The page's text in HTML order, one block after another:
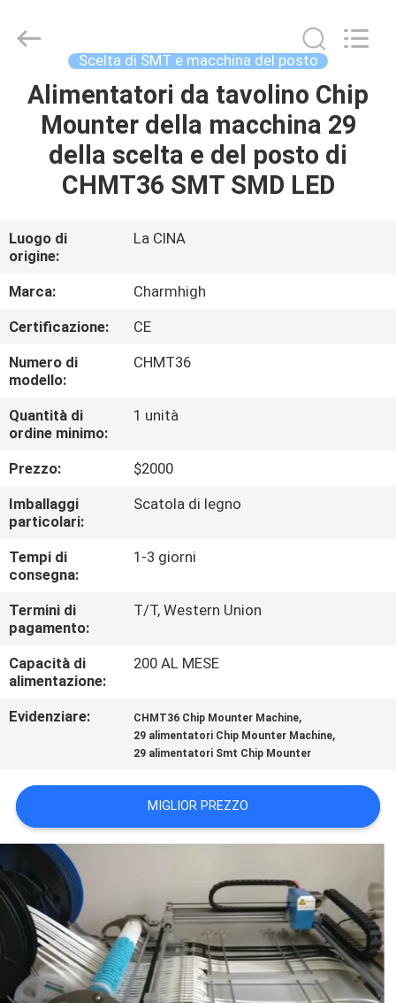
CASA
PRODOTTI
SU
DI
NOI
VISITA
ALLA
FABBRICA
CONTROLLO
DELLA
QUALITÀ
CONTATTACI
NOTIZIA
SHOPPING
LINE
MAPPA
DEL
SITO
POLITICA
SULLA
CHARMHIGH
Reserved.
Scelta di SMT e macchina del posto
Alimentatori da tavolino Chip
Mounter della macchina 29
della scelta e del posto di
CHMT36 SMT SMD LED
Luogo di
origine:
La CINA
Marca:
Charmhigh
Certificazione:
CE
Numero di
modello:
CHMT36
Quantità di
ordine minimo:
1 unità
Prezzo:
$2000
Imballaggi
particolari:
Scatola di legno
Tempi di
consegna:
1-3 giorni
Termini di
pagamento:
T/T, Western Union
Capacità di
alimentazione:
200 AL MESE
Evidenziare: CHMT36 Chip Mounter Machine,
29 alimentatori Chip Mounter Machine,
29 alimentatori Smt Chip Mounter
MIGLIOR PREZZO